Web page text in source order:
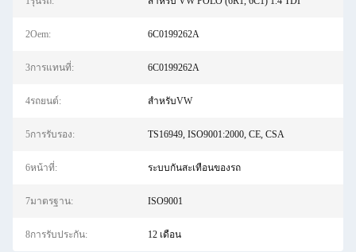
2Oem: 6C0199262A
3การแทนที่: 6C0199262A
4รถยนต์: สำหรับVW
5การรับรอง: TS16949, ISO9001:2000, CE, CSA
6หน้าที่: ระบบกันสะเทือนของรถ
7มาตรฐาน: ISO9001
8การรับประกัน: 12 เดือน